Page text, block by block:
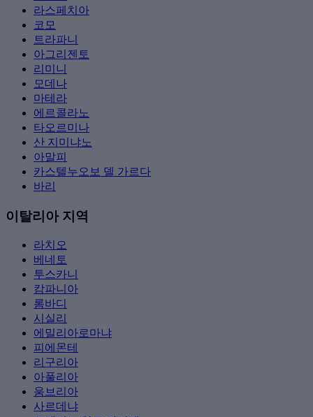
라스페치아
코모
트라파니
아그리젠토
리미니
모데나
마테라
에르콜라노
타오르미나
산 지미냐노
아말피
카스텔누오보 델 가르다
바리
이탈리아 지역
라치오
베네토
투스카니
캄파니아
롬바디
시실리
에밀리아로마냐
피에몬테
리구리아
아풀리아
움브리아
사르데냐